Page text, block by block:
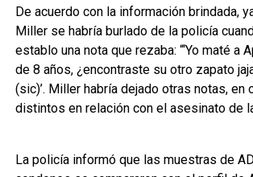
De acuerdo con la información brindada,
Miller se habría burlado de la policía
establo una nota que rezaba: “‘Yo maté a
de 8 años, ¿encontraste su otro zapato
(sic)’. Miller habría dejado otras notas, en
distintos en relación con el asesinato de
La policía informó que las muestras de